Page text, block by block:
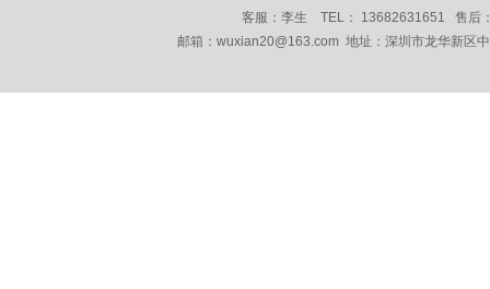
客服：李生 TEL： 13682631651 售后
邮箱：wuxian20@163.com 地址：深圳市龙华新区